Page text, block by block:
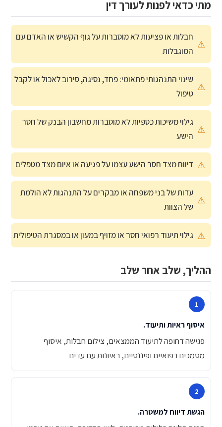
מתי כדאי לפנות לעורך דין
חבלות או פציעות לא מוסברות על גוף הקשיש או האדם עם
המוגבלות
שינוי התנהגותי פתאומי: פחד, נסיגה, סירוב לאכול או לקבל
טיפול
גילוי משיכות כספיות לא מוסברות מחשבון הבנק של חסר
הישע
דיווח מצד חסר הישע עצמו על פגיעה או איום מצד מטפלים
עדות של בני משפחה או מבקרים על התנהגות לא הולמת
של הצוות
גילוי תיעוד רפואי חסר או מזויף במעון או במסגרת הטיפולית
ההליך, שלב אחר שלב
איסוף ראיות ותיעוד.
פגישה דחופה לתיעוד הממצאים, צילום חבלות, איסוף
מסמכים רפואיים ופיננסיים, ראיונות עם עדים
הגשת דיווח למשטרה.